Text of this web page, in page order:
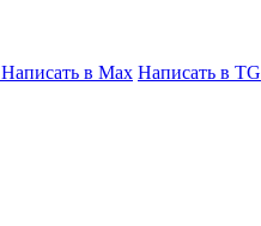
Написать в Max Написать в TG